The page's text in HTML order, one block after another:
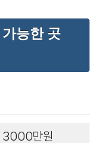
능한 곳
3000만원